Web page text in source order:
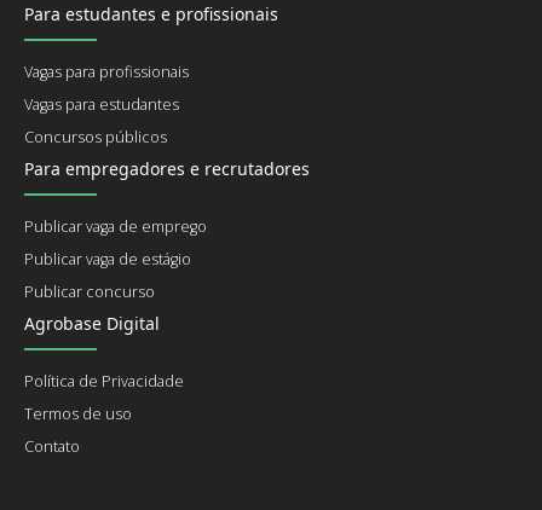
Para estudantes e profissionais
Vagas para profissionais
Vagas para estudantes
Concursos públicos
Para empregadores e recrutadores
Publicar vaga de emprego
Publicar vaga de estágio
Publicar concurso
Agrobase Digital
Política de Privacidade
Termos de uso
Contato